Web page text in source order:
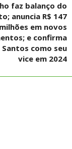
faz balanço do
anuncia R$ 147
milhões em novos
e confirma
como seu
vice em 2024